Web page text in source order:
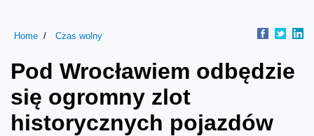
Home Czas wolny
Pod Wrocławiem odbędzie
się ogromny zlot
historycznych pojazdów